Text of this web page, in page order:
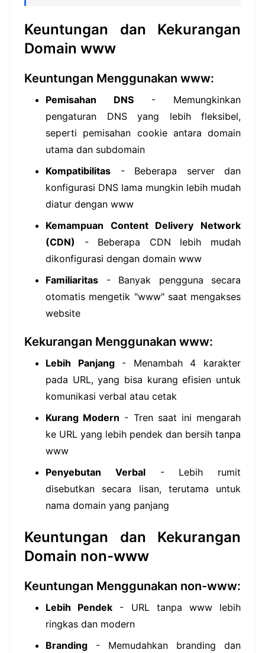
Keuntungan dan Kekurangan
Domain www
Keuntungan Menggunakan www:
Pemisahan DNS - Memungkinkan
pengaturan DNS yang lebih fleksibel,
seperti pemisahan cookie antara domain
utama dan subdomain
Kompatibilitas - Beberapa server dan
konfigurasi DNS lama mungkin lebih mudah
diatur dengan www
Kemampuan Content Delivery Network
(CDN) - Beberapa CDN lebih mudah
dikonfigurasi dengan domain www
Familiaritas - Banyak pengguna secara
otomatis mengetik "www" saat mengakses
website
Kekurangan Menggunakan www:
Lebih Panjang- Menambah 4 karakter
pada URL, yang bisa kurang efisien untuk
komunikasi verbal atau cetak
Kurang Modern - Tren saat ini mengarah
ke URL yang lebih pendek dan bersih tanpa
www
Penyebutan Verbal- Lebih rumit
disebutkan secara lisan, terutama untuk
nama domain yang panjang
Keuntungan dan Kekurangan
Domain non-www
Keuntungan Menggunakan non-www:
Lebih Pendek - URL tanpa www lebih
ringkas dan modern
Branding - Memudahkan branding dan